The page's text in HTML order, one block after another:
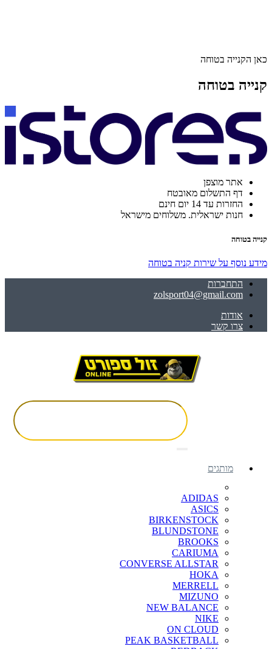
כאן הקנייה בטוחה
קנייה בטוחה
אתר מוצפן
דף התשלום מאובטח
החזרות עד 14 יום חינם
חנות ישראלית. משלוחים מישראל
קנייה בטוחה
מידע נוסף על שירות קניה בטוחה
התחברות
zolsport04@gmail.com
אודות
צרו קשר
מותגים
ADIDAS
ASICS
BIRKENSTOCK
BLUNDSTONE
BROOKS
CARIUMA
CONVERSE ALLSTAR
HOKA
MERRELL
MIZUNO
NEW BALANCE
NIKE
ON CLOUD
PEAK BASKETBALL